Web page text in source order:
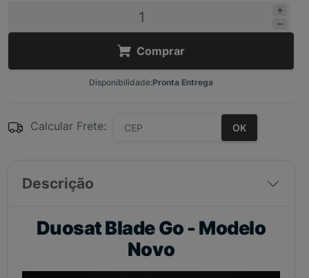
Comprar
Disponibilidade:Pronta Entrega
Calcular Frete: OK
Descrição
Duosat Blade Go - Modelo
Novo